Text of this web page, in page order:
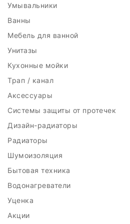
Умывальники
Ванны
Мебель для ванной
Унитазы
Кухонные мойки
Трап / канал
Аксессуары
Системы защиты от протечек
Дизайн-радиаторы
Радиаторы
Шумоизоляция
Бытовая техника
Водонагреватели
Уценка
Акции